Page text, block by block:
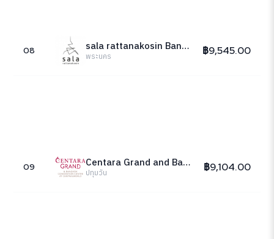
08 sala rattanakosin Bangkok
พระนคร ฿9,545.00
09 Centara Grand and Bangkok Convention Centre at CentralWorld
ปทุมวัน ฿9,104.00